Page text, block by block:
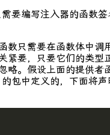
要编写注入器的函数签
数只需要在函数体中调
紧要，只要它们的类型
略。假设上面的提供者
的包中定义的，下面将